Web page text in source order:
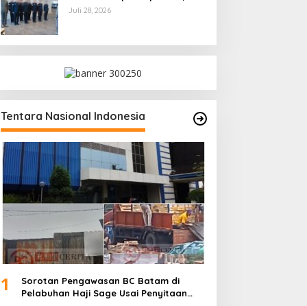
Kami Tindak Lanjuti
Juli 28, 2026
Tentara Nasional Indonesia
1
Sorotan Pengawasan BC Batam di
Pelabuhan Haji Sage Usai Penyitaan